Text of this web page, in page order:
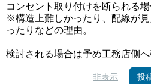
コンセント取り付けを断られる場
※構造上難しかったり、配線が
ったりなどの理由。
検討される場合は予め工務店側へ
非表示 投